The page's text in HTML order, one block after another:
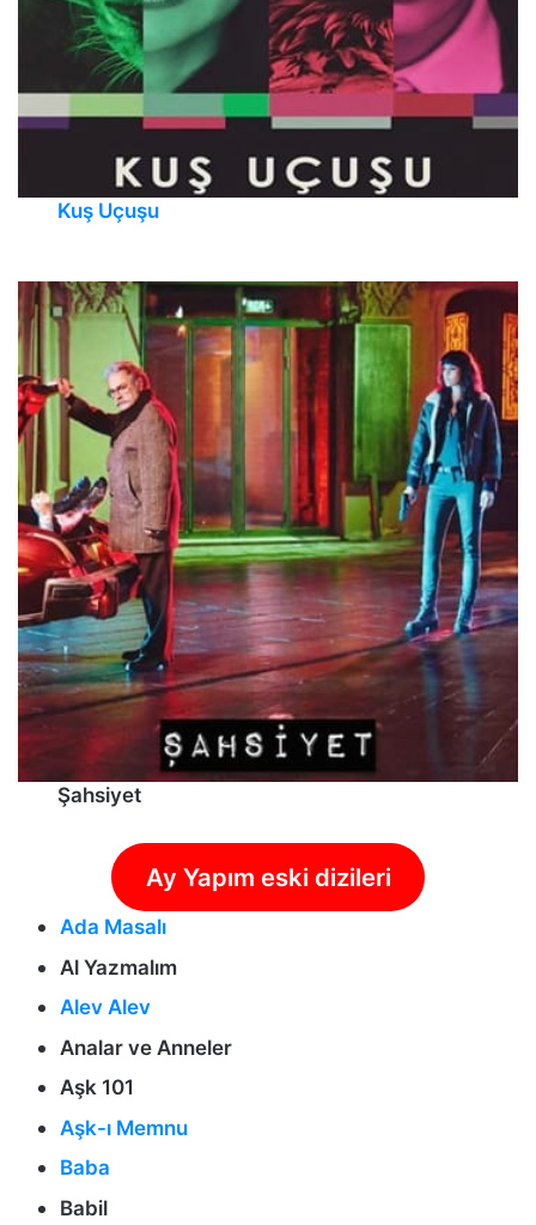
Kuş Uçuşu
Şahsiyet
Ay Yapım eski dizileri
Ada Masalı
Al Yazmalım
Alev Alev
Analar ve Anneler
Aşk 101
Aşk-ı Memnu
Baba
Babil